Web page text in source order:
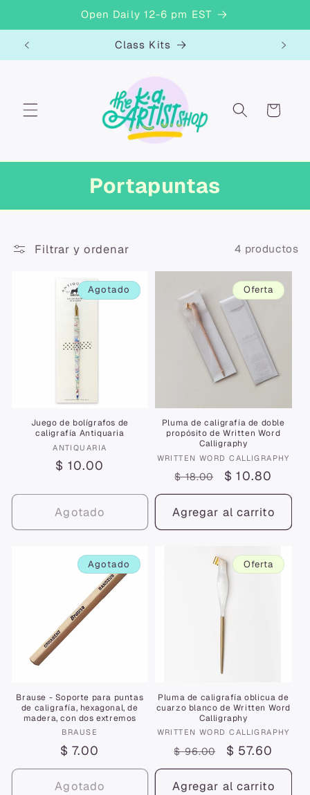
directamente
al contenido
Open Daily 12-6 pm EST
Class Kits
Carrito
Portapuntas
Filtrar y ordenar 4 productos
Agotado
Juego de bolígrafos de
caligrafía Antiquaria
Proveedor:
ANTIQUARIA
Precio
$ 10.00
Agotado
Oferta
Pluma de caligrafía de doble
propósito de Written Word
Calligraphy
Proveedor:
WRITTEN WORD CALLIGRAPHY
Precio
habitual
$ 18.00
Precio
de
oferta
$ 10.80
Agregar al carrito
Agotado
Brause - Soporte para puntas
de caligrafía, hexagonal, de
madera, con dos extremos
Proveedor:
BRAUSE
Precio
habitual
$ 7.00
Agotado
Oferta
Pluma de caligrafía oblicua de
cuarzo blanco de Written Word
Calligraphy
Proveedor:
WRITTEN WORD CALLIGRAPHY
Precio
habitual
$ 96.00
Precio
de
oferta
$ 57.60
Agregar al carrito